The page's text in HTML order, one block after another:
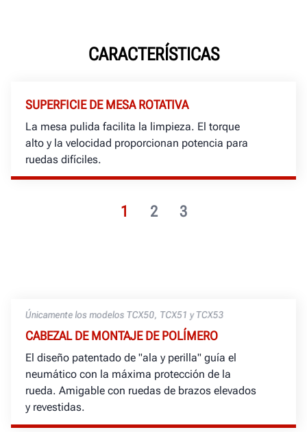
CARACTERÍSTICAS
1 2 3
SUPERFICIE DE MESA ROTATIVA
La mesa pulida facilita la limpieza. El torque
alto y la velocidad proporcionan potencia para
ruedas difíciles.
Únicamente los modelos TCX50, TCX51 y TCX53
CABEZAL DE MONTAJE DE POLÍMERO
El diseño patentado de "ala y perilla" guía el
neumático con la máxima protección de la
rueda. Amigable con ruedas de brazos elevados
y revestidas.